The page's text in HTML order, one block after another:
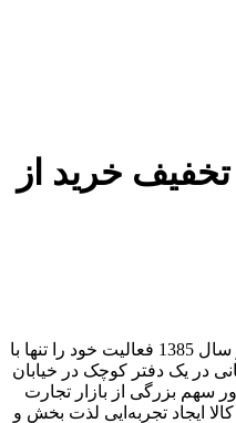
تخفیف خرید از
دیجی کالا یک بازار آنلاین است که از سال 1385 فعالیت خود را تنها با
10 میلیون تومانی در یک دفتر کوچک در خیابان
سهم بزرگی از بازار تجارت
ایجاد تجربه‌ایی لذت بخش و